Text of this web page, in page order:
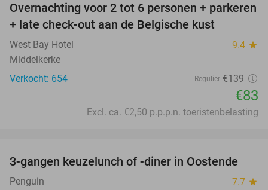
40%
Overnachting voor 2 tot 6 personen + parkeren
+ late check-out aan de Belgische kust
West Bay Hotel 9.4 star
Middelkerke
Verkocht: 654
Regulier €139
€83
Excl. ca. €2,50 p.p.p.n. toeristenbelasting
44%
3-gangen keuzelunch of -diner in Oostende
Penguin 7.7 star